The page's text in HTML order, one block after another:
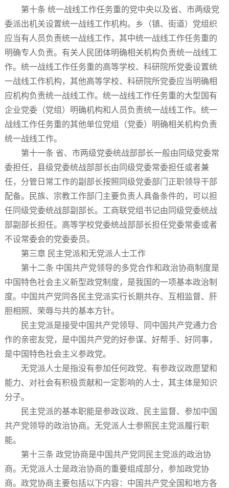
第十条 统一战线工作任务重的党中央以及省、市两级党
委派出机关设置统一战线工作机构。乡（镇、街道）党组织
应当有人员负责统一战线工作，其中统一战线工作任务重的
明确专人负责。有关人民团体明确相关机构负责统一战线工
作。统一战线工作任务重的高等学校、科研院所党委设置统
一战线工作机构，其他高等学校、科研院所党委应当明确相
应机构负责统一战线工作。统一战线工作任务重的大型国有
企业党委（党组）明确机构和人员负责统一战线工作。统一
战线工作任务重的其他单位党组（党委）明确相关机构负责
统一战线工作。
第十一条 省、市两级党委统战部部长一般由同级党委常
委担任，县级党委统战部部长由同级党委常委担任或者兼
任，分管日常工作的副部长按照同级党委部门正职领导干部
配备。民族、宗教工作部门主要负责人具备条件的，可以担
任同级党委统战部副部长。工商联党组书记由同级党委统战
部副部长担任。高等学校党委统战部部长担任党委常委或者
不设常委会的党委委员。
第三章 民主党派和无党派人士工作
第十二条 中国共产党领导的多党合作和政治协商制度是
中国特色社会主义新型政党制度，是我国的一项基本政治制
度。中国共产党同各民主党派实行长期共存、互相监督、肝
胆相照、荣辱与共的基本方针。
民主党派是接受中国共产党领导、同中国共产党通力合
作的亲密友党，是中国共产党的好参谋、好帮手、好同事，
是中国特色社会主义参政党。
无党派人士是指没有参加任何政党、有参政议政愿望和
能力、对社会有积极贡献和一定影响的人士，其主体是知识
分子。
民主党派的基本职能是参政议政、民主监督、参加中国
共产党领导的政治协商。无党派人士参照民主党派履行职
能。
第十三条 政党协商是中国共产党同民主党派的政治协
商。无党派人士是政治协商的重要组成部分，参加政党协
商。政党协商主要包括以下内容：中国共产党全国和地方各